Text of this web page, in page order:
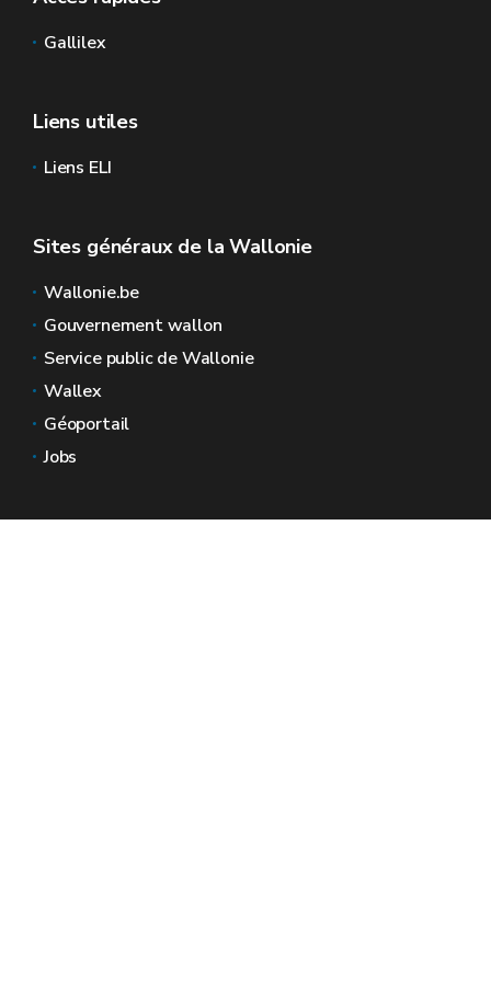
Gallilex
Liens utiles
Liens ELI
Sites généraux de la Wallonie
Wallonie.be
Gouvernement wallon
Service public de Wallonie
Wallex
Géoportail
Jobs